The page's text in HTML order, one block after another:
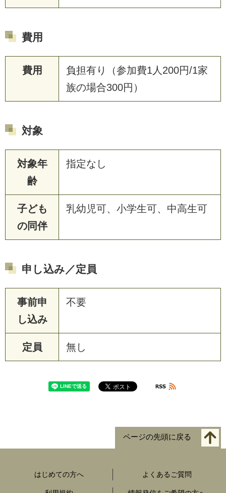
費用
費用
負担有り（参加費1人200円/1家
族の場合300円）
対象
対象年
齢
指定なし
子ども
の同伴
乳幼児可、小学生可、中高生可
申し込み／定員
事前申
し込み
不要
定員 無し
ページの先頭に戻る
はじめての方へ よくあるご質問